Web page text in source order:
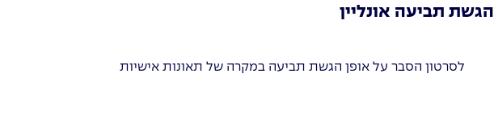
הגשת תביעה אונליין
לסרטון הסבר על אופן הגשת תביעה במקרה של תאונות אישיות